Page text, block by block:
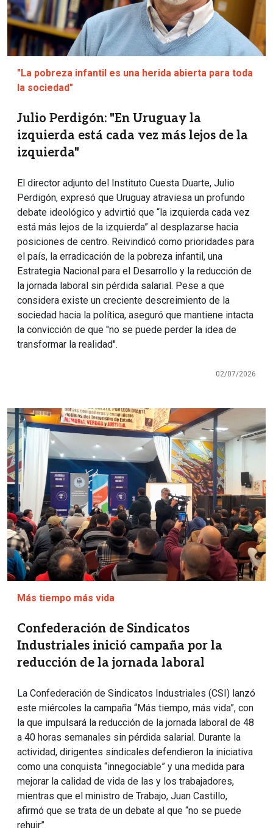
"La pobreza infantil es una herida abierta para toda
la sociedad"
Julio Perdigón: "En Uruguay la
izquierda está cada vez más lejos de la
izquierda"
El director adjunto del Instituto Cuesta Duarte, Julio
Perdigón, expresó que Uruguay atraviesa un profundo
debate ideológico y advirtió que “la izquierda cada vez
está más lejos de la izquierda” al desplazarse hacia
posiciones de centro. Reivindicó como prioridades para
el país, la erradicación de la pobreza infantil, una
Estrategia Nacional para el Desarrollo y la reducción de
la jornada laboral sin pérdida salarial. Pese a que
considera existe un creciente descreimiento de la
sociedad hacia la política, aseguró que mantiene intacta
la convicción de que "no se puede perder la idea de
transformar la realidad".
02/07/2026
Imagen
Más tiempo más vida
Confederación de Sindicatos
Industriales inició campaña por la
reducción de la jornada laboral
La Confederación de Sindicatos Industriales (CSI) lanzó
este miércoles la campaña “Más tiempo, más vida”, con
la que impulsará la reducción de la jornada laboral de 48
a 40 horas semanales sin pérdida salarial. Durante la
actividad, dirigentes sindicales defendieron la iniciativa
como una conquista “innegociable” y una medida para
mejorar la calidad de vida de las y los trabajadores,
mientras que el ministro de Trabajo, Juan Castillo,
afirmó que se trata de un debate al que “no se puede
rehuir”.